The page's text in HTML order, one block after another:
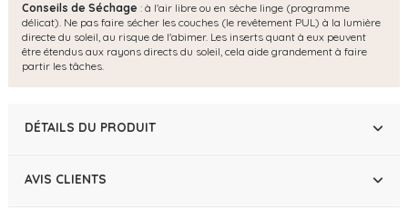
Conseils de Séchage : à l'air libre ou en sèche linge (programme
délicat). Ne pas faire sécher les couches (le revêtement PUL) à la lumière
directe du soleil, au risque de l'abimer. Les inserts quant à eux peuvent
être étendus aux rayons directs du soleil, cela aide grandement à faire
partir les tâches.
DÉTAILS DU PRODUIT
AVIS CLIENTS